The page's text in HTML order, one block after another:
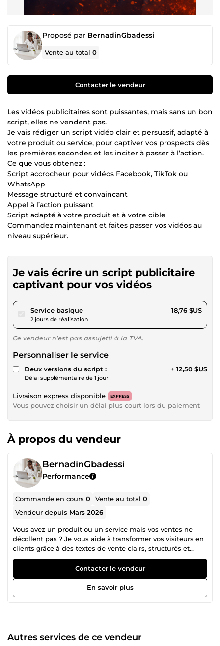
Proposé par BernadinGbadessi
Vente au total0
Contacter le vendeur
Les vidéos publicitaires sont puissantes, mais sans un bon
script, elles ne vendent pas.
Je vais rédiger un script vidéo clair et persuasif, adapté à
votre produit ou service, pour captiver vos prospects dès
les premières secondes et les inciter à passer à l’action.
Ce que vous obtenez :
Script accrocheur pour vidéos Facebook, TikTok ou
WhatsApp
Message structuré et convaincant
Appel à l’action puissant
Script adapté à votre produit et à votre cible
Commandez maintenant et faites passer vos vidéos au
niveau supérieur.
Je vais écrire un script publicitaire
captivant pour vos vidéos
Service basiquepour 17,28 $US
2 jours de réalisation
18,76 $US
Ce vendeur n’est pas assujetti à la TVA.
Personnaliser le service
Deux versions du script :
Délai supplémentaire de 1 jour
+ 12,50 $US
Livraison express disponible EXPRESS
Vous pouvez choisir un délai plus court lors du paiement
À propos du vendeur
BernadinGbadessi
Performance
Commande en cours0 Vente au total0
Vendeur depuis Mars 2026
Vous avez un produit ou un service mais vos ventes ne
décollent pas ? Je vous aide à transformer vos visiteurs en
clients grâce à des textes de vente clairs, structurés et
persuasifs. Spécialisé en copywriting assisté par l’IA, je
rédige des contenus efficaces pour : ✔ Pages de vente ✔
Descriptions produits ✔ Publications réseaux sociaux ✔
Emails marketing Mon objectif est simple : vous aider à
attirer plus d’attention et générer plus de ventes grâce à
Contacter le vendeur
En savoir plus
Autres services de ce vendeur